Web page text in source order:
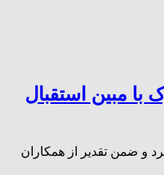
مبین استقبال
و ضمن تقدیر از همکاران